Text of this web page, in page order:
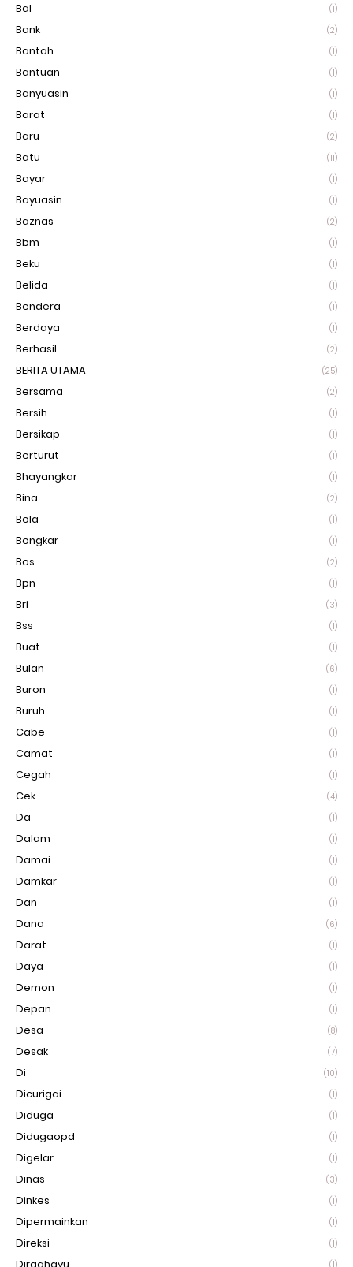
Bal (1)
Bank (2)
Bantah (1)
Bantuan (1)
Banyuasin (1)
Barat (1)
Baru (2)
Batu (11)
Bayar (1)
Bayuasin (1)
Baznas (2)
Bbm (1)
Beku (1)
Belida (1)
Bendera (1)
Berdaya (1)
Berhasil (2)
BERITA UTAMA (25)
Bersama (2)
Bersih (1)
Bersikap (1)
Berturut (1)
Bhayangkar (1)
Bina (2)
Bola (1)
Bongkar (1)
Bos (2)
Bpn (1)
Bri (3)
Bss (1)
Buat (1)
Bulan (6)
Buron (1)
Buruh (1)
Cabe (1)
Camat (1)
Cegah (1)
Cek (4)
Da (1)
Dalam (1)
Damai (1)
Damkar (1)
Dan (1)
Dana (6)
Darat (1)
Daya (1)
Demon (1)
Depan (1)
Desa (8)
Desak (7)
Di (10)
Dicurigai (1)
Diduga (1)
Didugaopd (1)
Digelar (1)
Dinas (3)
Dinkes (1)
Dipermainkan (1)
Direksi (1)